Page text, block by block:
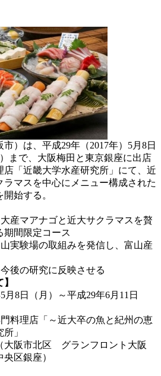
）は、平成29年（2017年）5月8日
まで、大阪梅田と東京銀座に出店
店「近畿大学水産研究所」にて、近
ラマスを中心にメニュー構成された
始する。
産マアナゴと近大サクラマスを贅
期間限定コース
実験場の取組みを発信し、富山産
後の研究に反映させる
8日（月）～平成29年6月11日
理店「～近大卒の魚と紀州の恵
」
区 グランフロント大阪
区銀座）